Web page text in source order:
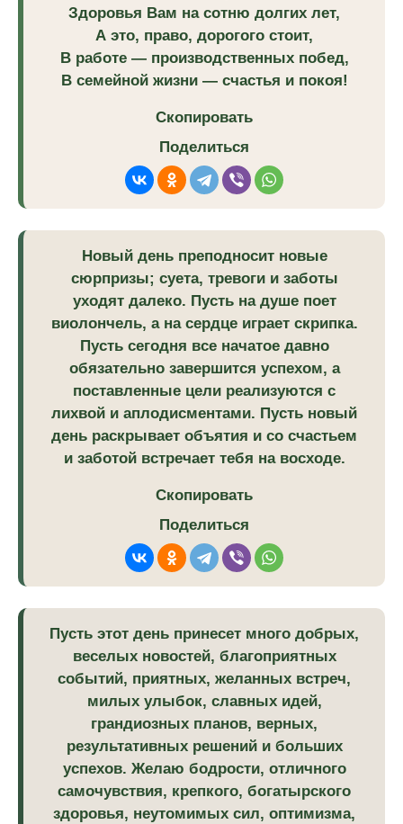
Здоровья Вам на сотню долгих лет,
А это, право, дорогого стоит,
В работе — производственных побед,
В семейной жизни — счастья и покоя!
Скопировать
Поделиться
Новый день преподносит новые
сюрпризы; суета, тревоги и заботы
уходят далеко. Пусть на душе поет
виолончель, а на сердце играет скрипка.
Пусть сегодня все начатое давно
обязательно завершится успехом, а
поставленные цели реализуются с
лихвой и аплодисментами. Пусть новый
день раскрывает объятия и со счастьем
и заботой встречает тебя на восходе.
Скопировать
Поделиться
Пусть этот день принесет много добрых,
веселых новостей, благоприятных
событий, приятных, желанных встреч,
милых улыбок, славных идей,
грандиозных планов, верных,
результативных решений и больших
успехов. Желаю бодрости, отличного
самочувствия, крепкого, богатырского
здоровья, неутомимых сил, оптимизма,